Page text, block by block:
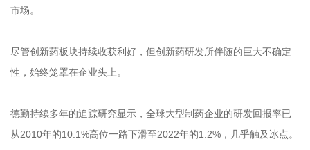
市场。
尽管创新药板块持续收获利好，但创新药研发所伴随的巨大不确定
性，始终笼罩在企业头上。
德勤持续多年的追踪研究显示，全球大型制药企业的研发回报率已
从2010年的10.1%高位一路下滑至2022年的1.2%，几乎触及冰点。